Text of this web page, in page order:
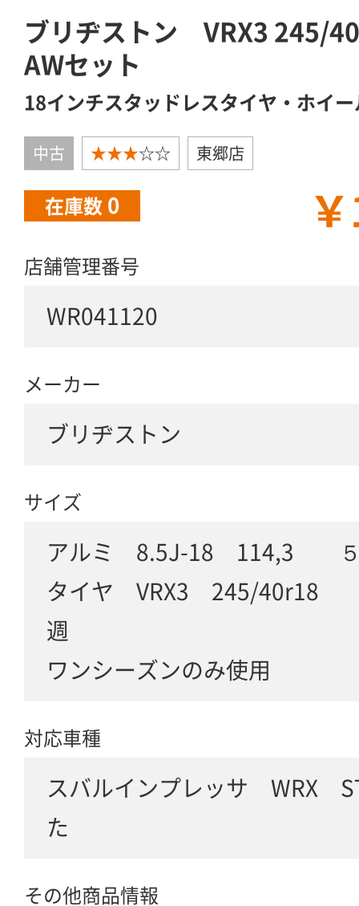
ブリヂストン VRX3
AWセット
18インチスタッドレスタイヤ・ホイ
中古 ★★★☆☆ 東郷店
在庫数 0
店舗管理番号
WR041120
メーカー
ブリヂストン
サイズ
アルミ 8.5J-18 114,3
タイヤ VRX3 245/40r18
週
ワンシーズンのみ使用
対応車種
スバルインプレッサ WRX
た
その他商品情報